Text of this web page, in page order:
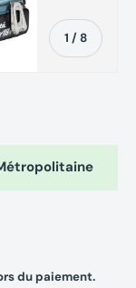
1 /de
8
du paiement.